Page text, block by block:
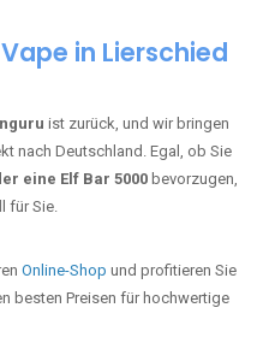
in Lierschied
ist zurück, und wir bringen
nach Deutschland. Egal, ob Sie
eine Elf Bar 5000 bevorzugen,
für Sie.
Online-Shop und profitieren Sie
besten Preisen für hochwertige